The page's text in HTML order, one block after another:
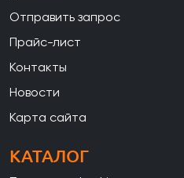
Отправить запрос
Прайс-лист
Контакты
Новости
Карта сайта
КАТАЛОГ